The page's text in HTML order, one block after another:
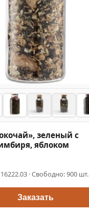
зеленый с
яблоком
16222.03 · Свободно: 900 шт.
Заказать